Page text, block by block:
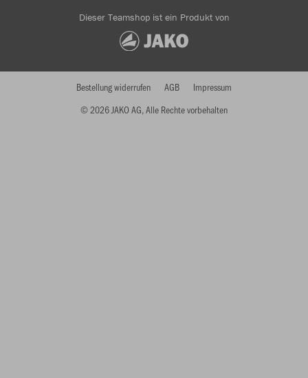
Dieser Teamshop ist ein Produkt von
© 2026 JAKO AG, Alle Rechte vorbehalten
Bestellung widerrufen AGB Impressum